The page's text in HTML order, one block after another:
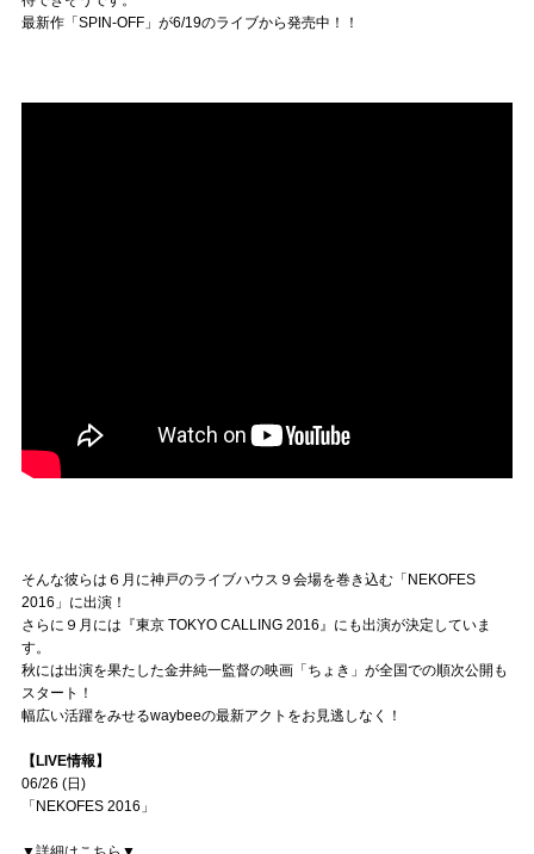
最新作「SPIN-OFF」が6/19のライブから発売中！！
そんな彼らは６月に神戸のライブハウス９会場を巻き込む「NEKOFES
2016」に出演！
さらに９月には『東京 TOKYO CALLING 2016』にも出演が決定していま
す。
秋には出演を果たした金井純一監督の映画「ちょき」が全国での順次公開も
スタート！
幅広い活躍をみせるwaybeeの最新アクトをお見逃しなく！
【LIVE情報】
06/26 (日)
「NEKOFES 2016」